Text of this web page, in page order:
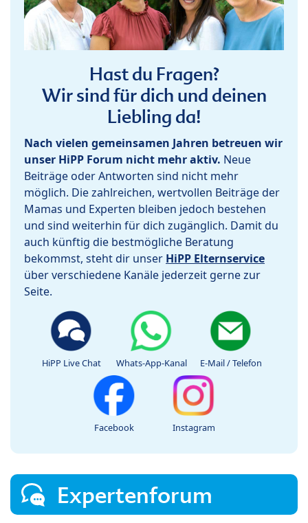
Hast du Fragen?
Wir sind für dich und deinen
Liebling da!
Nach vielen gemeinsamen Jahren betreuen wir
unser HiPP Forum nicht mehr aktiv. Neue
Beiträge oder Antworten sind nicht mehr
möglich. Die zahlreichen, wertvollen Beiträge der
Mamas und Experten bleiben jedoch bestehen
und sind weiterhin für dich zugänglich. Damit du
auch künftig die bestmögliche Beratung
bekommst, steht dir unser HiPP Elternservice
über verschiedene Kanäle jederzeit gerne zur
Seite.
HiPP Live Chat Whats-App-Kanal E-Mail / Telefon
Facebook Instagram
Expertenforum